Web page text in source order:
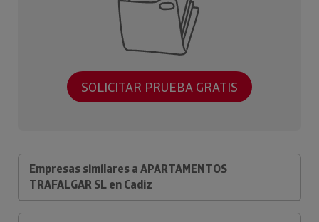
SOLICITAR PRUEBA GRATIS
Empresas similares a APARTAMENTOS
TRAFALGAR SL en Cadiz